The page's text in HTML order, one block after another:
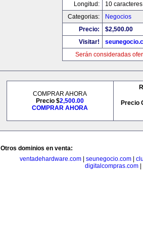
Longitud:
10 caracteres
Categorias:
Negocios
Precio:
$2,500.00
Visitar!
Serán consideradas
COMPRAR AHORA
Precio $2,500.00
COMPRAR AHORA
Precio
Otros dominios en venta:
ventadehardware.com| seunegocio.com|
digitalcompras.com